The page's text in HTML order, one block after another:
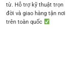
từ. Hỗ trợ kỹ thuật trọn
đời và giao hàng tận nơi
trên toàn quốc